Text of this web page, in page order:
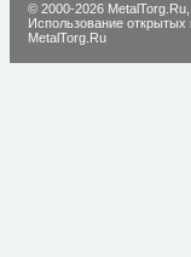
© 2000-2026 MetalTorg.Ru,
Использование открытых
MetalTorg.Ru